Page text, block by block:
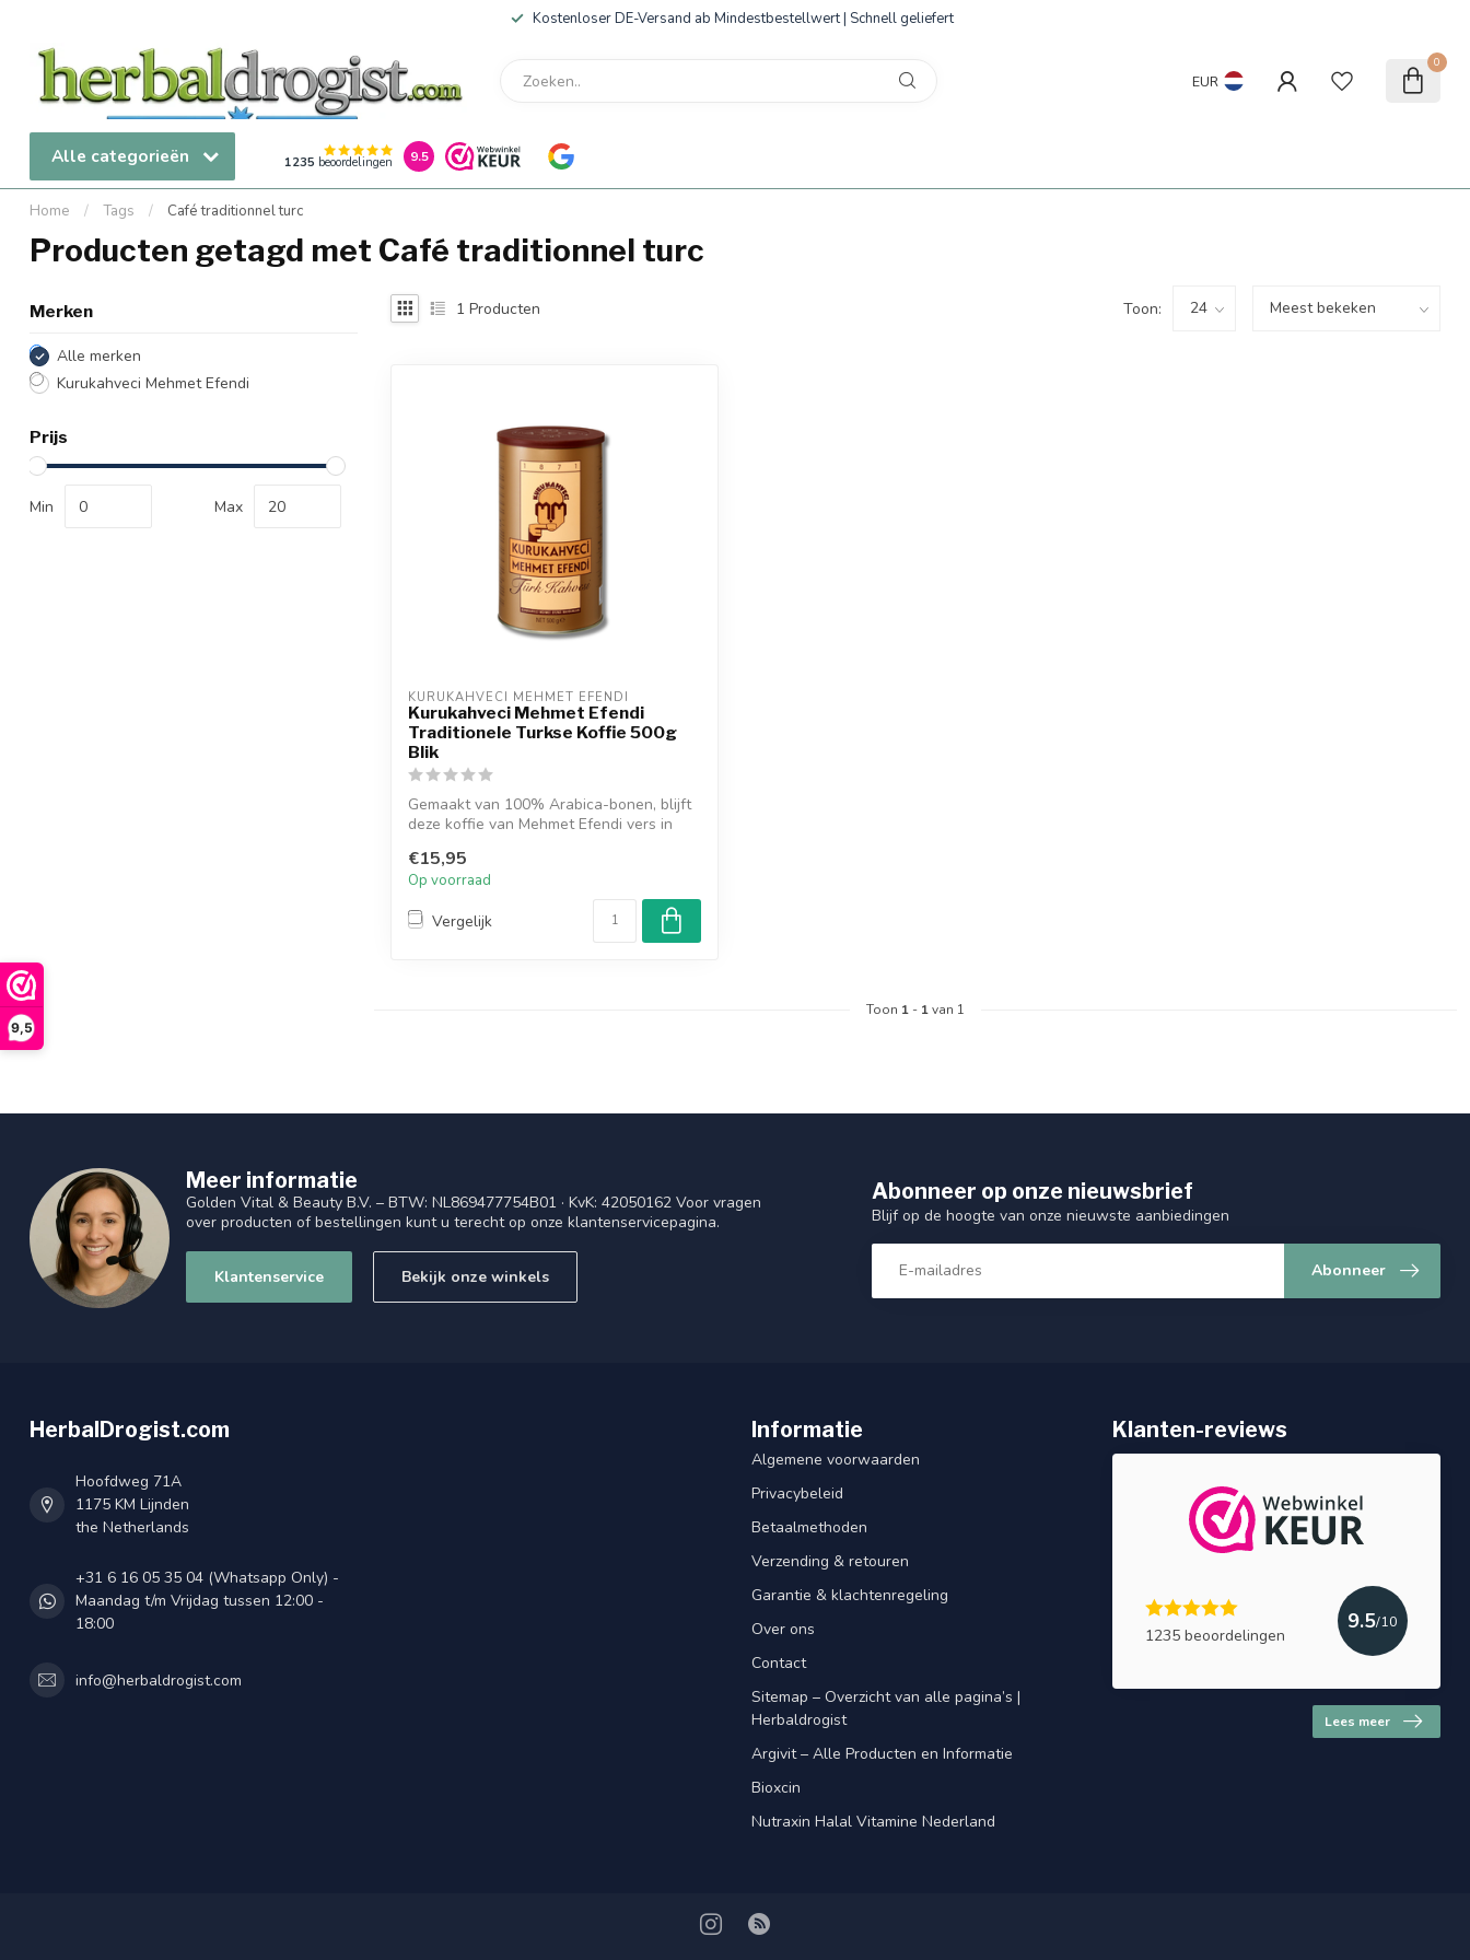
9,5
Kostenloser DE-Versand ab Mindestbestellwert | Schnell geliefert
EUR
0
Alle categorieën 1235 beoordelingen 9.5
Home / Tags / Café traditionnel turc
Producten getagd met Café traditionnel turc
Merken
Alle merken
Kurukahveci Mehmet Efendi
Prijs
Min Max
1 Producten Toon:
KURUKAHVECI MEHMET EFENDI
Kurukahveci Mehmet Efendi
Traditionele Turkse Koffie 500g
Blik
Gemaakt van 100% Arabica-bonen, blijft
deze koffie van Mehmet Efendi vers in
€15,95
Op voorraad
Vergelijk
Toon 1 - 1van 1
Meer informatie
Golden Vital & Beauty B.V. – BTW: NL869477754B01 · KvK: 42050162 Voor vragen
over producten of bestellingen kunt u terecht op onze klantenservicepagina.
Klantenservice Bekijk onze winkels
Abonneer op onze nieuwsbrief
Blijf op de hoogte van onze nieuwste aanbiedingen
Abonneer
HerbalDrogist.com
Hoofdweg 71A
1175 KM Lijnden
the Netherlands
+31 6 16 05 35 04 (Whatsapp Only) -
Maandag t/m Vrijdag tussen 12:00 -
18:00
info@herbaldrogist.com
Informatie
Algemene voorwaarden
Privacybeleid
Betaalmethoden
Verzending & retouren
Garantie & klachtenregeling
Over ons
Contact
Sitemap – Overzicht van alle pagina’s |
Herbaldrogist
Argivit – Alle Producten en Informatie
Bioxcin
Nutraxin Halal Vitamine Nederland
Klanten-reviews
1235 beoordelingen
9.5/10
Lees meer